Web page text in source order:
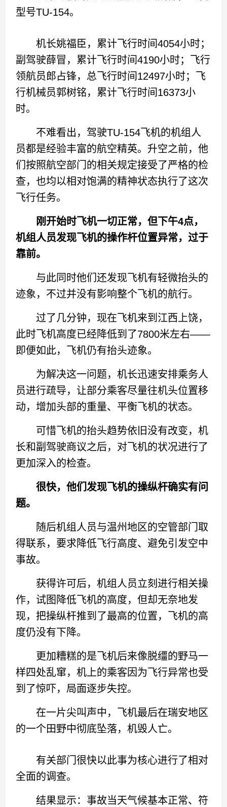
型号TU-154。
机长姚福臣，累计飞行时间4054小时；
副驾驶薛冒，累计飞行时间4190小时；飞行
领航员郎占锋，总飞行时间12497小时；飞
行机械员郭树铭，累计飞行时间16373小
时。
不难看出，驾驶TU-154飞机的机组人
员都是经验丰富的航空精英。升空之前，他
们按照航空部门的相关规定接受了严格的检
查，也均以相对饱满的精神状态执行了这次
飞行任务。
刚开始时飞机一切正常，但下午4点，
机组人员发现飞机的操作杆位置异常，过于
靠前。
与此同时他们还发现飞机有轻微抬头的
迹象，不过并没有影响整个飞机的航行。
过了几分钟，现在飞机来到江西上饶，
此时飞机高度已经降低到了7800米左右——
即便如此，飞机仍有抬头迹象。
为解决这一问题，机长迅速安排乘务人
员进行疏导，让部分乘客尽量往机头位置移
动，增加头部的重量、平衡飞机的状态。
可惜飞机的抬头趋势依旧没有改变，机
长和副驾驶商议之后，对飞机的状况进行了
更加深入的检查。
很快，他们发现飞机的操纵杆确实有问
题。
随后机组人员与温州地区的空管部门取
得联系，要求降低飞行高度、避免引发空中
事故。
获得许可后，机组人员立刻进行相关操
作，试图降低飞机的高度，但却无奈地发
现，把操纵杆推到了最高的位置，飞机的高
度仍没有下降。
更加糟糕的是飞机后来像脱缰的野马一
样四处乱窜，机上的乘客因为飞行异常也受
到了惊吓，局面逐步失控。
在一片尖叫声中，飞机最后在瑞安地区
的一个田野中彻底坠落，机毁人亡。
有关部门很快以此事为核心进行了相对
全面的调查。
结果显示：事故当天气候基本正常、符